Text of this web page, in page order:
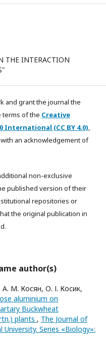
THE INTERACTION
and grant the journal the
terms of the Creative
International (CC BY 4.0),
an acknowledgement of
non-exclusive
published version of their
repositories or
the original publication in
author(s)
М. Косян, О. І. Косик,
aluminium on
Buckwheat
plants , The Journal of
University. Series «Biology»: